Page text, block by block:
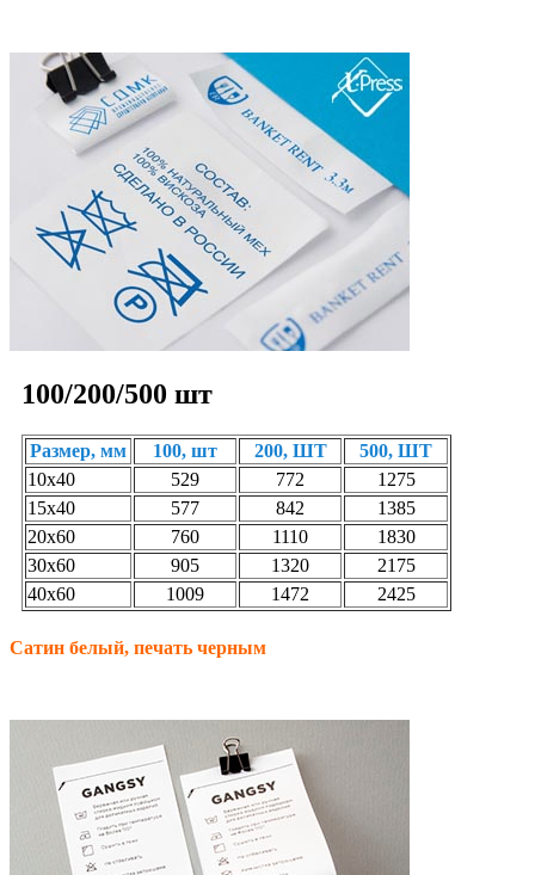
100/200/500 шт
Размер, мм 100, шт 200, ШТ
500, ШТ
10х40
529 772
1275
15х40
577 842
1385
20х60
760 1110
1830
30х60
905 1320
2175
40х60
1009 1472 2425
Сатин белый, печать черным